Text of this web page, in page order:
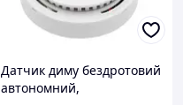
Датчик диму бездротовий
автономний,